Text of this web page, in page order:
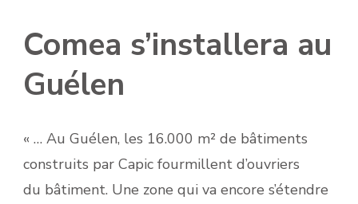
Comea s’installera au
Guélen
« … Au Guélen, les 16.000 m² de bâtiments
construits par Capic fourmillent d’ouvriers
du bâtiment. Une zone qui va encore s’étendre